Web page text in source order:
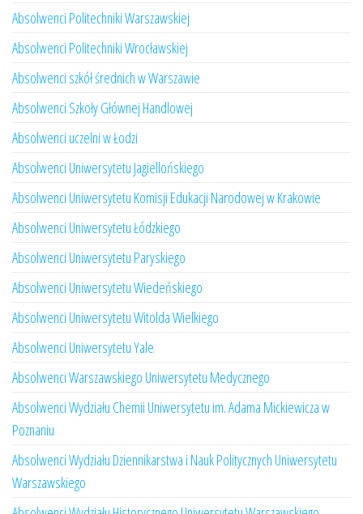
Absolwenci Politechniki Warszawskiej
Absolwenci Politechniki Wrocławskiej
Absolwenci szkół średnich w Warszawie
Absolwenci Szkoły Głównej Handlowej
Absolwenci uczelni w Łodzi
Absolwenci Uniwersytetu Jagiellońskiego
Absolwenci Uniwersytetu Komisji Edukacji Narodowej w Krakowie
Absolwenci Uniwersytetu Łódzkiego
Absolwenci Uniwersytetu Paryskiego
Absolwenci Uniwersytetu Wiedeńskiego
Absolwenci Uniwersytetu Witolda Wielkiego
Absolwenci Uniwersytetu Yale
Absolwenci Warszawskiego Uniwersytetu Medycznego
Absolwenci Wydziału Chemii Uniwersytetu im. Adama Mickiewicza w
Poznaniu
Absolwenci Wydziału Dziennikarstwa i Nauk Politycznych Uniwersytetu
Warszawskiego